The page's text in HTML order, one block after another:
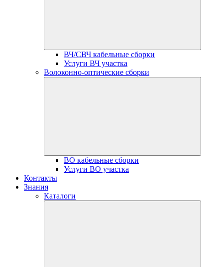
ВЧ/СВЧ кабельные сборки
Услуги ВЧ участка
Волоконно-оптические сборки
ВО кабельные сборки
Услуги ВО участка
Контакты
Знания
Каталоги